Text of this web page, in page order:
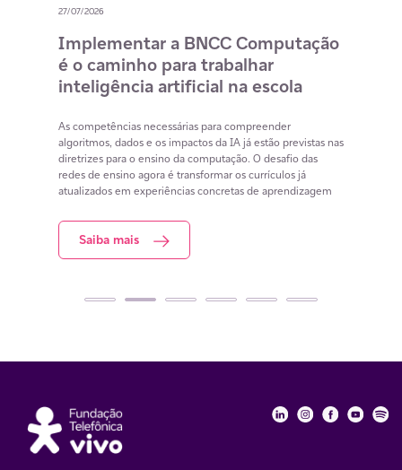
27/07/2026
Implementar a BNCC Computação
é o caminho para trabalhar
inteligência artificial na escola
As competências necessárias para compreender
algoritmos, dados e os impactos da IA já estão previstas nas
diretrizes para o ensino da computação. O desafio das
redes de ensino agora é transformar os currículos já
atualizados em experiências concretas de aprendizagem
Saiba mais
Fundação
Fundação